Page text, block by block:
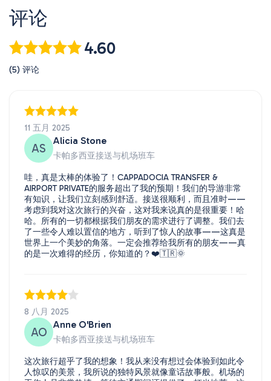
评论
4.60
(5) 评论
11 五月 2025
AS
Alicia Stone
卡帕多西亚接送与机场班车
哇，真是太棒的体验了！CAPPADOCIA TRANSFER &
AIRPORT PRIVATE的服务超出了我的预期！我们的导游非常
有知识，让我们立刻感到舒适。接送很顺利，而且准时——
考虑到我对这次旅行的兴奋，这对我来说真的是很重要！哈
哈。所有的一切都根据我们朋友的需求进行了调整。我们去
了一些令人难以置信的地方，听到了惊人的故事——这真是
世界上一个美妙的角落。一定会推荐给我所有的朋友——真
的是一次难得的经历，你知道的？❤️🇹🇷🌞
8 八月 2025
AO
Anne O'Brien
卡帕多西亚接送与机场班车
这次旅行超乎了我的想象！我从来没有想过会体验到如此令
人惊叹的美景，我所说的独特风景就像童话故事般。机场的